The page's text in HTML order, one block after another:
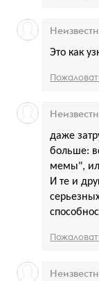
Это как
даже
больше:
мемы",
И те и